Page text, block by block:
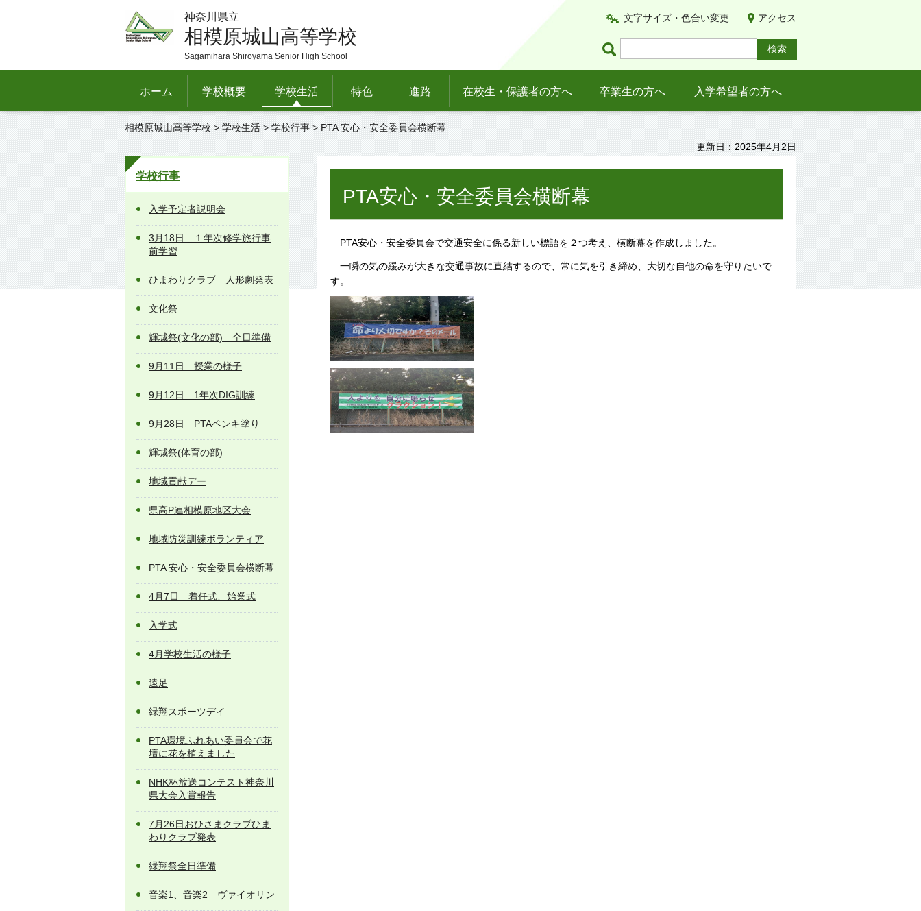
神奈川県立
相模原城山高等学校
Sagamihara Shiroyama Senior High School
文字サイズ・色合い変更 アクセス
ホーム 学校概要 学校生活 特色 進路 在校生・保護者の方へ 卒業生の方へ 入学希望者の方へ
相模原城山高等学校 > 学校生活 > 学校行事 > PTA 安心・安全委員会横断幕
更新日：2025年4月2日
学校行事
入学予定者説明会
3月18日 １年次修学旅行事
前学習
ひまわりクラブ 人形劇発表
文化祭
輝城祭(文化の部) 全日準備
9月11日 授業の様子
9月12日 1年次DIG訓練
9月28日 PTAペンキ塗り
輝城祭(体育の部)
地域貢献デー
県高P連相模原地区大会
地域防災訓練ボランティア
PTA 安心・安全委員会横断幕
4月7日 着任式、始業式
入学式
4月学校生活の様子
遠足
緑翔スポーツデイ
PTA環境ふれあい委員会で花
壇に花を植えました
NHK杯放送コンテスト神奈川
県大会入賞報告
7月26日おひさまクラブひま
わりクラブ発表
緑翔祭全日準備
音楽1、音楽2 ヴァイオリン
PTA安心・安全委員会横断幕
PTA安心・安全委員会で交通安全に係る新しい標語を２つ考え、横断幕を作成しました。
一瞬の気の緩みが大きな交通事故に直結するので、常に気を引き締め、大切な自他の命を守りたいで
す。